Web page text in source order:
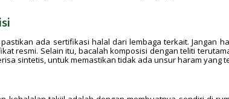
ada sertifikasi halal dari lembaga terkait. Jangan
resmi. Selain itu, bacalah komposisi dengan teliti
sintetis, untuk memastikan tidak ada unsur haram yang